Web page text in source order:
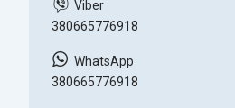
380665776918
380665776918